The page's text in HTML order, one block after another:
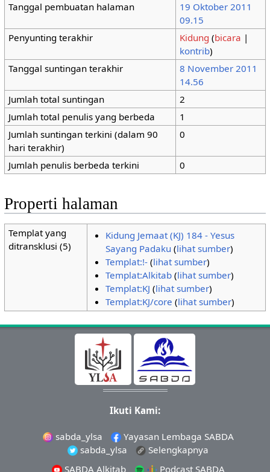
Tanggal pembuatan halaman
19 Oktober 2011
09.15
Penyunting terakhir
Kidung (bicara |
kontrib)
Tanggal suntingan terakhir
8 November 2011
14.56
Jumlah total suntingan
2
Jumlah total penulis yang berbeda
1
Jumlah suntingan terkini (dalam 90
hari terakhir)
0
Jumlah penulis berbeda terkini 0
Properti halaman
Templat yang
ditransklusi (5)
Kidung Jemaat (KJ) 184 - Yesus
Sayang Padaku (lihat sumber)
Templat:!- (lihat sumber)
Templat:Alkitab (lihat sumber)
Templat:KJ (lihat sumber)
Templat:KJ/core (lihat sumber)
Ikuti Kami:
sabda_ylsa
Yayasan Lembaga SABDA
sabda_ylsa
Selengkapnya
SABDA Alkitab
Podcast SABDA